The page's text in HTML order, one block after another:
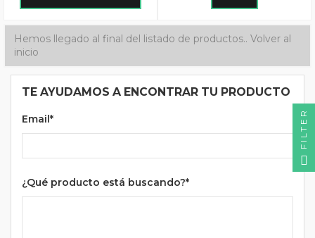
Hemos llegado al final del listado de productos.. Volver al
inicio
TE AYUDAMOS A ENCONTRAR TU PRODUCTO
Email*
¿Qué producto está buscando?*
FILTER